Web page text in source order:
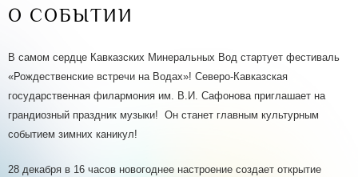
О СОБЫТИИ
В самом сердце Кавказских Минеральных Вод стартует фестиваль
«Рождественские встречи на Водах»! Северо-Кавказская
государственная филармония им. В.И. Сафонова приглашает на
грандиозный праздник музыки! Он станет главным культурным
событием зимних каникул!
28 декабря в 16 часов новогоднее настроение создает открытие